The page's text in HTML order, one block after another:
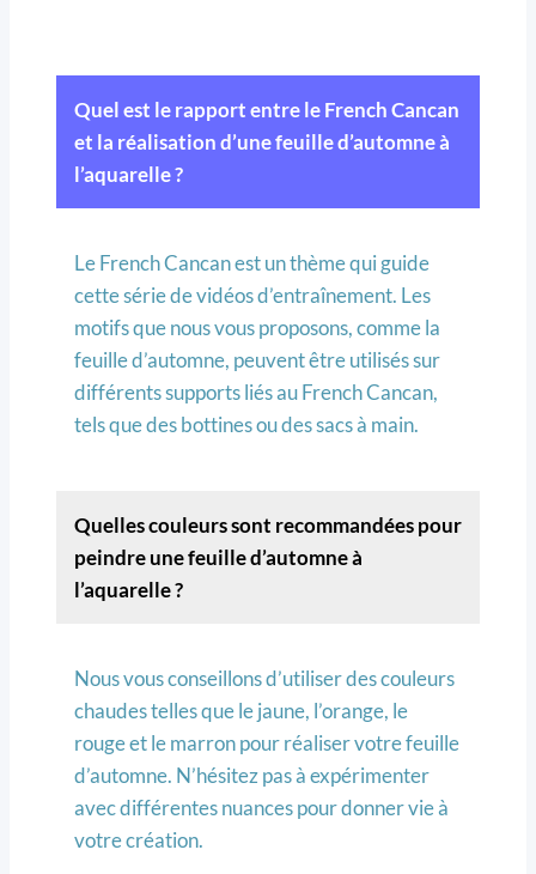
Quel est le rapport entre le French Cancan
et la réalisation d’une feuille d’automne à
l’aquarelle ?
Le French Cancan est un thème qui guide
cette série de vidéos d’entraînement. Les
motifs que nous vous proposons, comme la
feuille d’automne, peuvent être utilisés sur
différents supports liés au French Cancan,
tels que des bottines ou des sacs à main.
Quelles couleurs sont recommandées pour
peindre une feuille d’automne à
l’aquarelle ?
Nous vous conseillons d’utiliser des couleurs
chaudes telles que le jaune, l’orange, le
rouge et le marron pour réaliser votre feuille
d’automne. N’hésitez pas à expérimenter
avec différentes nuances pour donner vie à
votre création.